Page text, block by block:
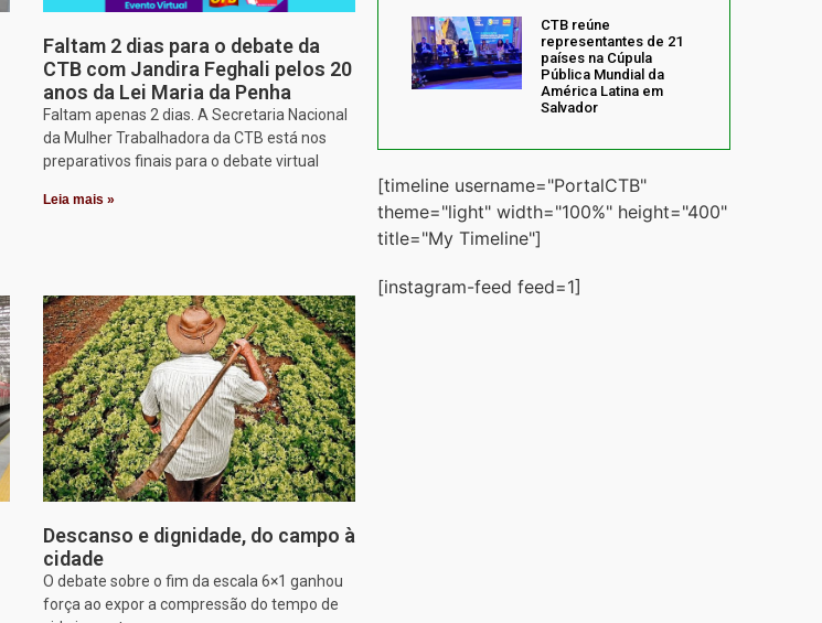
Faltam 2 dias para o debate da
CTB com Jandira Feghali pelos 20
anos da Lei Maria da Penha
Faltam apenas 2 dias. A Secretaria Nacional
da Mulher Trabalhadora da CTB está nos
preparativos finais para o debate virtual
Leia mais »
Descanso e dignidade, do campo à
cidade
O debate sobre o fim da escala 6×1 ganhou
força ao expor a compressão do tempo de
CTB reúne
representantes de 21
países na Cúpula
Pública Mundial da
América Latina em
Salvador
[timeline username="PortalCTB"
theme="light" width="100%" height="400"
title="My Timeline"]
[instagram-feed feed=1]